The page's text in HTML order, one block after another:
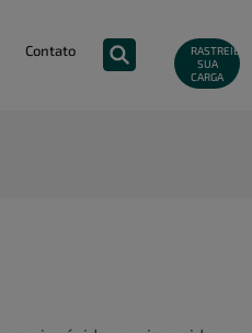
Contato
RASTREIE
SUA
CARGA